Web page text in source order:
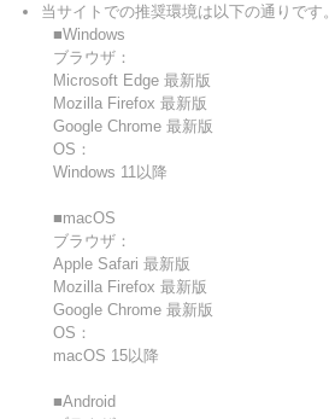
当サイトでの推奨環境は以下の通りです。
■Windows
ブラウザ：
Microsoft Edge 最新版
Mozilla Firefox 最新版
Google Chrome 最新版
OS：
Windows 11以降
■macOS
ブラウザ：
Apple Safari 最新版
Mozilla Firefox 最新版
Google Chrome 最新版
OS：
macOS 15以降
■Android